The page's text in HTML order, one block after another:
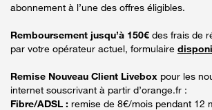
abonnement à l’une des offres éligibles.
Remboursement jusqu’à 150€ des frais de
par votre opérateur actuel, formulaire
Remise Nouveau Client Livebox pour les
internet souscrivant à partir d’orange.fr :
Fibre/ADSL : remise de 8€/mois pendant 12